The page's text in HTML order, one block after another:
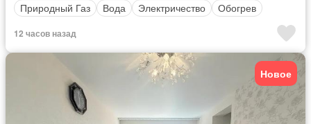
Природный Газ
Вода Электричество Обогрев
12 часов назад
Новое